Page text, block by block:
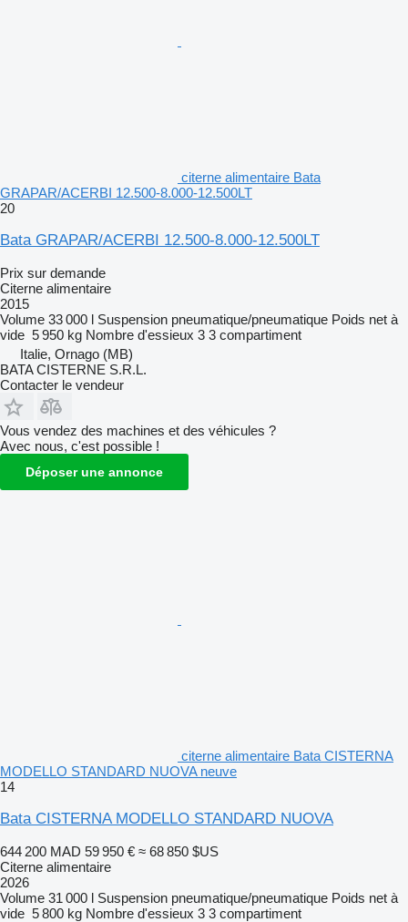
citerne alimentaire Bata
GRAPAR/ACERBI 12.500-8.000-12.500LT
20
Bata GRAPAR/ACERBI 12.500-8.000-12.500LT
Prix sur demande
Citerne alimentaire
2015
Volume 33 000 l Suspension pneumatique/pneumatique Poids net à
vide 5 950 kg Nombre d'essieux 3 3 compartiment
Italie, Ornago (MB)
BATA CISTERNE S.R.L.
Contacter le vendeur
Vous vendez des machines et des véhicules ?
Avec nous, c'est possible !
Déposer une annonce
citerne alimentaire Bata CISTERNA
MODELLO STANDARD NUOVA neuve
14
Bata CISTERNA MODELLO STANDARD NUOVA
644 200 MAD 59 950 € ≈ 68 850 $US
Citerne alimentaire
2026
Volume 31 000 l Suspension pneumatique/pneumatique Poids net à
vide 5 800 kg Nombre d'essieux 3 3 compartiment